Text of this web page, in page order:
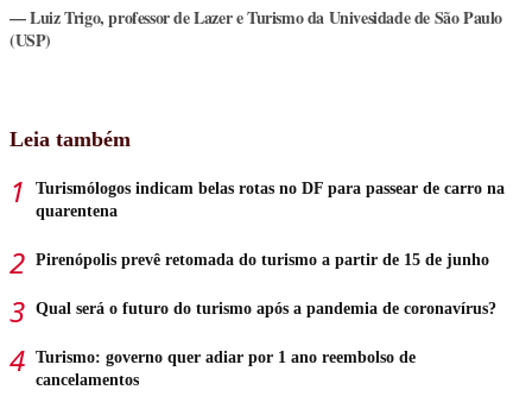
Luiz Trigo, professor de Lazer e Turismo da Univesidade de São Paulo
(USP)
Leia também
Turismólogos indicam belas rotas no DF para passear de carro na
quarentena
Pirenópolis prevê retomada do turismo a partir de 15 de junho
Qual será o futuro do turismo após a pandemia de coronavírus?
Turismo: governo quer adiar por 1 ano reembolso de
cancelamentos